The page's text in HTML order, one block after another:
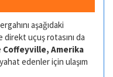
aşağıdaki
uçuş rotasını da
Coffeyville, Amerika
edenler için ulaşım